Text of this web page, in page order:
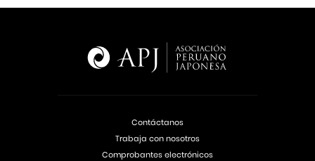
Contáctanos
Trabaja con nosotros
Comprobantes electrónicos